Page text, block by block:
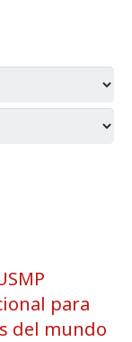
para
del mundo